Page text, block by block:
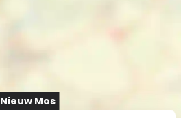
Nieuw Mos